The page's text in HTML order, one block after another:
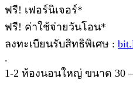
ฟรี! เฟอร์นิเจอร์*
ฟรี! ค่าใช้จ่ายวันโอน*
ลงทะเบียนรับสิทธิพิเศษ :
.
1-2 ห้องนอนใหญ่ ขนาด 30